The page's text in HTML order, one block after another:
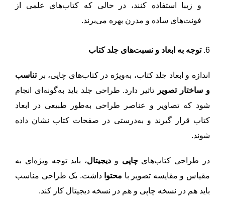
و زیبا استفاده کنند، در حالی که کتاب‌های علمی از
فونت‌های ساده و مدرن بهره می‌برند.
6. توجه به ابعاد و نسبت‌های جلد کتاب
اندازه و ابعاد جلد کتاب، به‌ویژه در کتاب‌های چاپی، برتناسب
و ساختار تصویر
تاثیر دارد. طراحی جلد باید به‌گونه‌ای انجام
شود که تصاویر و عناصر طراحی به‌طور طبیعی در ابعاد
کتاب قرار گیرند و به‌درستی در صفحات کتاب نشان داده
شوند.
در طراحی کتاب‌هایچاپی و دیجیتال، باید توجه ویژه‌ای به
مقیاس و مقایسه تصویر با محتوا داشت. یک طراحی مناسب
باید هم در نسخه چاپی و هم در نسخه دیجیتال کار کند.